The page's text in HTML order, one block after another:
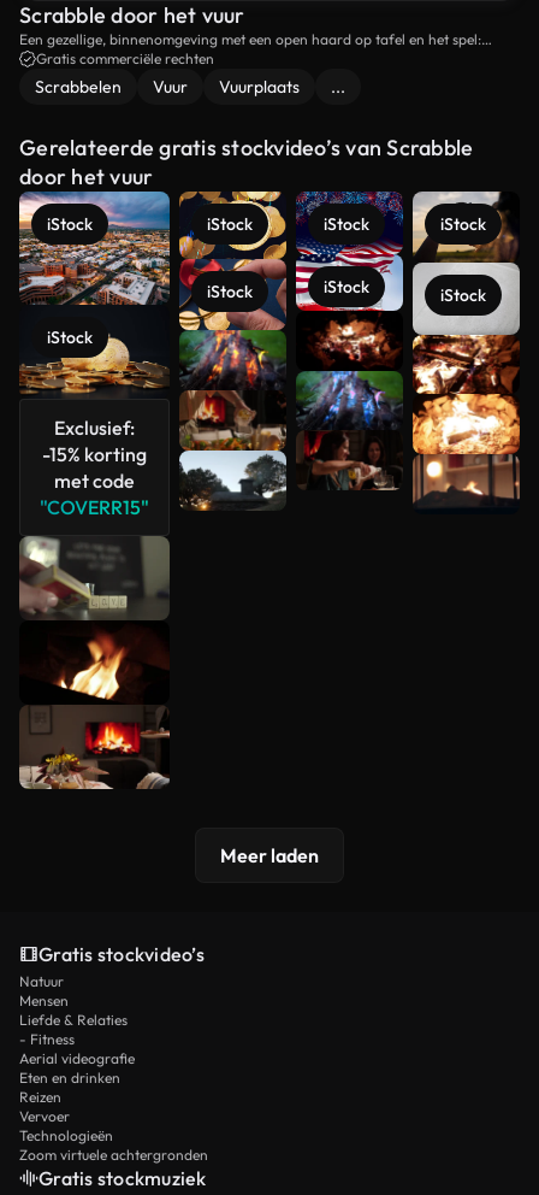
Scrabble door het vuur
Een gezellige, binnenomgeving met een open haard op tafel en het spel:
scrabble in de voorgrond, met het woord 'stay'.
Gratis commerciële rechten
Scrabbelen Vuur Vuurplaats ...
Gerelateerde gratis stockvideo’s van Scrabble
door het vuur
iStock
iStock
Exclusief:
-15% korting
met code
"COVERR15"
iStock
iStock
iStock
iStock
iStock
iStock
Meer
bekijken
Meer laden
Gratis stockvideo’s
Natuur
Mensen
Liefde & Relaties
- Fitness
Aerial videografie
Eten en drinken
Reizen
Vervoer
Technologieën
Zoom virtuele achtergronden
Gratis stockmuziek